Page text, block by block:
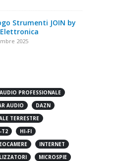
Strumenti JOIN by
2025
AUDIO PROFESSIONALE
AUDIO
DAZN
TERRESTRE
T2
HI-FI
INTERNET
MICROSPIE